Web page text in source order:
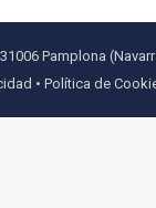
Pamplona
• Política de